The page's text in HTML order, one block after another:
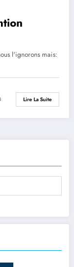
l'ignorons mais:
Lire La Suite